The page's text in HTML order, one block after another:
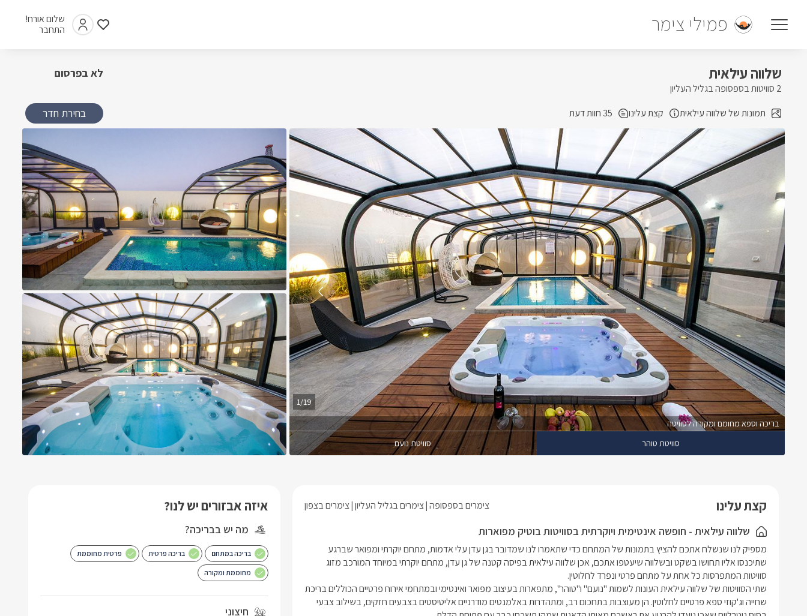
פמילי צימר
שלום אורח!
התחבר
שלווה עילאית
2 סוויטות בספסופה בגליל העליון
תמונות של שלווה עילאית
קצת עלינו 35 חוות דעת
לא בפרסום
בחירת חדר
בריכה וספא מחומם ומקורה לסוויטה
1/19
סוויטת טוהר סוויטת נועם
קצת עלינו צימרים בספסופה צימרים בגליל העליון צימרים בצפון
שלווה עילאית - חופשה אינטימית ויוקרתית בסוויטות בוטיק מפוארות
איזה אבזורים יש לנו?
מה יש בבריכה?
בריכה במתחם בריכה פרטית פרטית מחוממת
מחוממת ומקורה
חיצוני